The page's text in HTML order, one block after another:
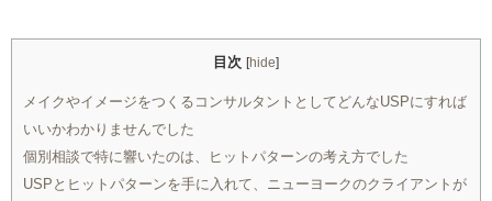
目次 [hide]
メイクやイメージをつくるコンサルタントとしてどんなUSPにすれば
いいかわかりませんでした
個別相談で特に響いたのは、ヒットパターンの考え方でした
USPとヒットパターンを手に入れて、ニューヨークのクライアントが